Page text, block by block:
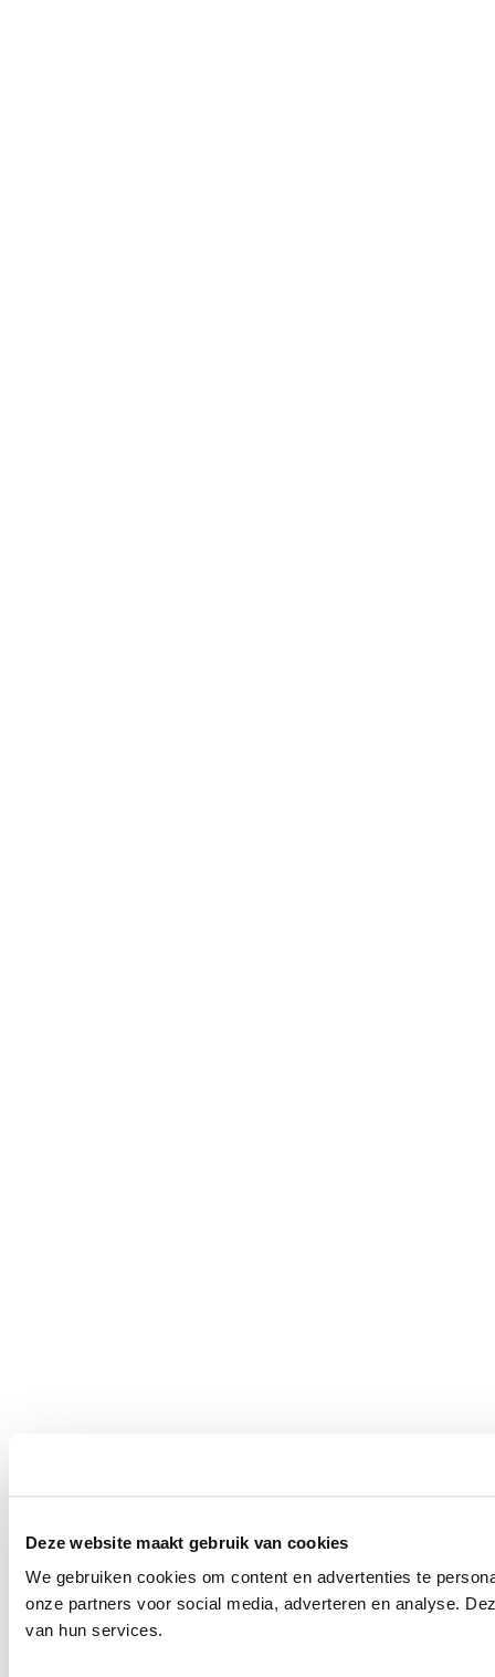
Deze website maakt gebruik van cookies
We gebruiken cookies om content en advertenties te
onze partners voor social media, adverteren en analyse.
van hun services.